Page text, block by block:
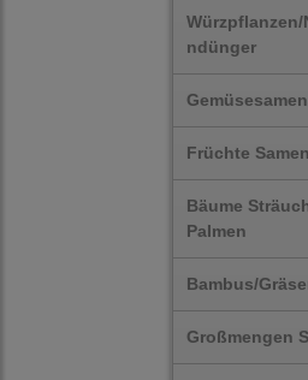
ndünger
Früchte Samen
Bäume
Palmen
Bambus/
Großmengen